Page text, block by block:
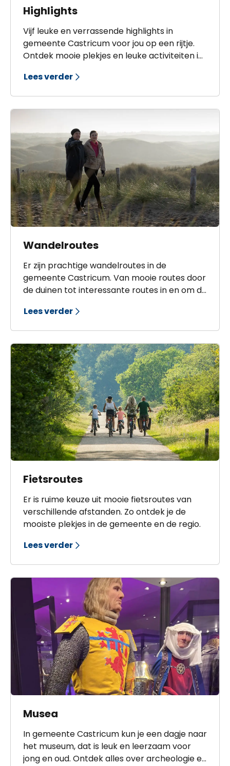
Highlights
Vijf leuke en verrassende highlights in
gemeente Castricum voor jou op een rijtje.
Ontdek mooie plekjes en leuke activiteiten in
Woude.
Lees verder
Wandelroutes
Er zijn prachtige wandelroutes in de
gemeente Castricum. Van mooie routes door
de duinen tot interessante routes in en om de
van kort naar lang.
Lees verder
Fietsroutes
Er is ruime keuze uit mooie fietsroutes van
verschillende afstanden. Zo ontdek je de
mooiste plekjes in de gemeente en de regio.
Lees verder
Musea
In gemeente Castricum kun je een dagje naar
het museum, dat is leuk en leerzaam voor
jong en oud. Ontdek alles over archeologie en